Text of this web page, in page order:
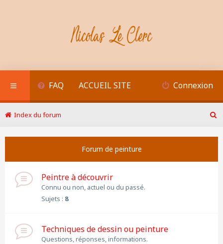
FAQ ACCUEIL SITE Connexion
Index du forum
Forum de peinture
Peintre à découvrir
Connu ou non, actuel ou du passé.
Sujets : 8
Techniques de dessin ou peinture
Questions, réponses, informations.